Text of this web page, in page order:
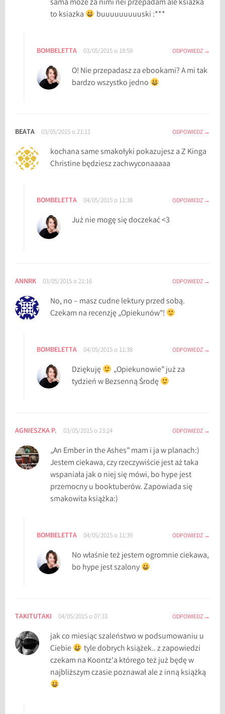
sama moze za nimi nei przepadam ale ksiazka
to ksiazka
buuuuuuuuuski :***
BOMBELETTA 03/05/2015 o 18:59 ODPOWIEDZ
O! Nie przepadasz za ebookami? A mi tak
bardzo wszystko jedno
BEATA 03/05/2015 o 21:11 ODPOWIEDZ
kochana same smakołyki pokazujesz a Z Kinga
Christine będziesz zachwyconaaaaa
BOMBELETTA 04/05/2015 o 11:38 ODPOWIEDZ
Już nie mogę się doczekać <3
ANNRK 03/05/2015 o 21:16 ODPOWIEDZ
No, no – masz cudne lektury przed sobą.
Czekam na recenzję „Opiekunów”!
BOMBELETTA 04/05/2015 o 11:38 ODPOWIEDZ
Dziękuję
„Opiekunowie” już za
tydzień w Bezsenną Środę
AGNIESZKA P. 03/05/2015 o 23:24 ODPOWIEDZ
„An Ember in the Ashes” mam i ja w planach:)
Jestem ciekawa, czy rzeczywiście jest aż taka
wspaniała jak o niej się mówi, bo hype jest
przemocny u booktuberów. Zapowiada się
smakowita książka:)
BOMBELETTA 04/05/2015 o 11:39 ODPOWIEDZ
No właśnie też jestem ogromnie ciekawa,
bo hype jest szalony
TAKITUTAKI 04/05/2015 o 07:33 ODPOWIEDZ
jak co miesiąc szaleństwo w podsumowaniu u
Ciebie
tyle dobrych książek.. z zapowiedzi
czekam na Koontz’a którego też już będę w
najbliższym czasie poznawał ale z inną książką